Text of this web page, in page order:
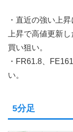
・直近の強い上
上昇で高値更新
買い狙い。
・FR61.8、
い。
5分足